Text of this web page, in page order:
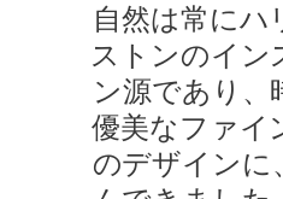
自然は常にハ
ストンのイン
ン源であり、
優美なファイ
のデザインに